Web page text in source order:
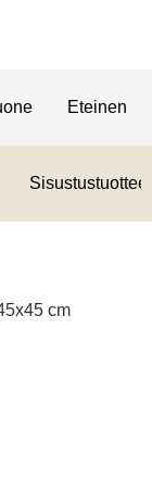
Eteinen
Sisustustuotteet